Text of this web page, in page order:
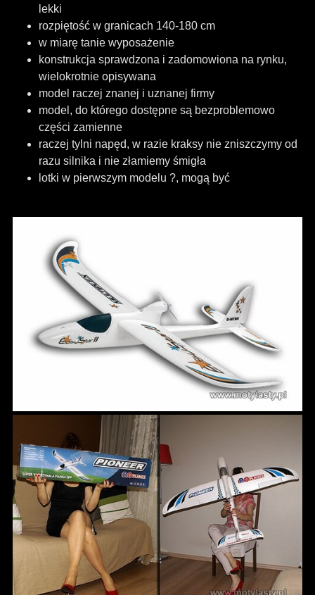
lekki
rozpiętość w granicach 140-180 cm
w miarę tanie wyposażenie
konstrukcja sprawdzona i zadomowiona na rynku,
wielokrotnie opisywana
model raczej znanej i uznanej firmy
model, do którego dostępne są bezproblemowo
części zamienne
raczej tylni napęd, w razie kraksy nie zniszczymy od
razu silnika i nie złamiemy śmigła
lotki w pierwszym modelu ?, mogą być